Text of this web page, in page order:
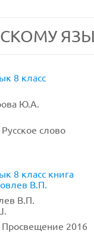
8 класс
Ю.А.
Русское слово
8 класс книга
В.П.
В.П.
Просвещение 2016